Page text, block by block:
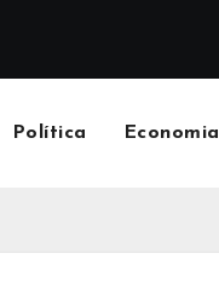
Política Economia